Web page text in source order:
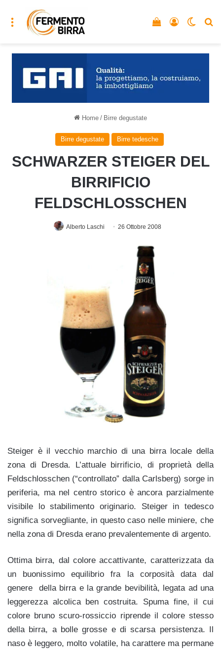
Menu Accedi
Vedi il carrello
Home / Birre degustate
Birre degustate Birre tedesche
SCHWARZER STEIGER DEL
BIRRIFICIO
FELDSCHLOSSCHEN
Alberto Laschi 26 Ottobre 2008
Steiger è il vecchio marchio di una birra locale della
zona di Dresda. L’attuale birrificio, di proprietà della
Feldschlosschen (“controllato” dalla Carlsberg) sorge in
periferia, ma nel centro storico è ancora parzialmente
visibile lo stabilimento originario. Steiger in tedesco
significa sorvegliante, in questo caso nelle miniere, che
nella zona di Dresda erano prevalentemente di argento.
Ottima birra, dal colore accattivante, caratterizzata da
un buonissimo equilibrio fra la corposità data dal
genere della birra e la grande bevibilità, legata ad una
leggerezza alcolica ben costruita. Spuma fine, il cui
colore bruno scuro-rossiccio riprende il colore stesso
della birra, a bolle grosse e di scarsa persistenza. Il
naso è leggero, molto volatile, ha carattere ma permane